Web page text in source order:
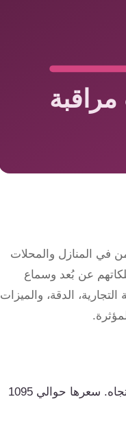
في المنازل والمحلات
عن بُعد وسماع
الدقة، والميزات
تدعم تسجيل الفيديو بدقة 1080p مع إمكانية التحدث ثنائي الاتجاه. سعرها حوالي 1095